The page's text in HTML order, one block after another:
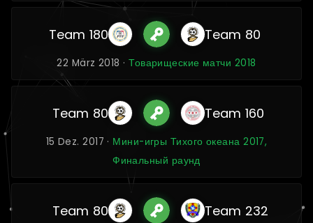
Team 180 Team 80
22 März 2018 ·Товарищеские матчи 2018
Team 80 Team 160
15 Dez. 2017 · Мини-игры Тихого океана 2017,
Финальный раунд
Team 80 Team 232